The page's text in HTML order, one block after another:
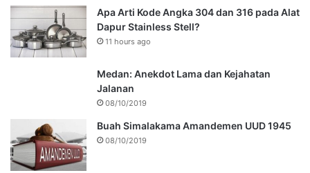
Apa Arti Kode Angka 304 dan 316 pada Alat
Dapur Stainless Stell?
11 hours ago
Medan: Anekdot Lama dan Kejahatan
Jalanan
08/10/2019
Buah Simalakama Amandemen UUD 1945
08/10/2019